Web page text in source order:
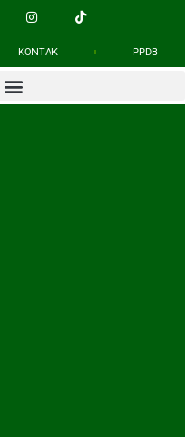
KONTAK PPDB